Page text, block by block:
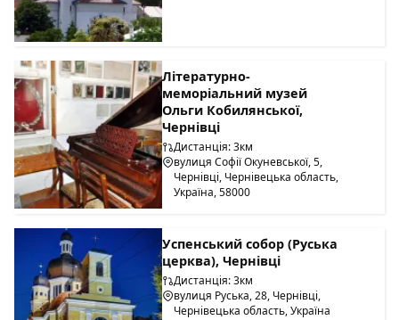
Літературно-
меморіальний музей
Ольги Кобилянської,
Чернівці
Дистанція: 3км
вулиця Софії Окуневської, 5,
Чернівці, Чернівецька область,
Україна, 58000
Успенський собор (Руська
церква), Чернівці
Дистанція: 3км
вулиця Руська, 28, Чернівці,
Чернівецька область, Україна